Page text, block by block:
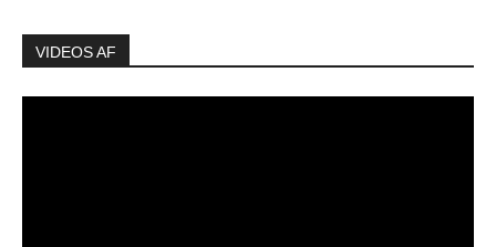
VIDEOS AF